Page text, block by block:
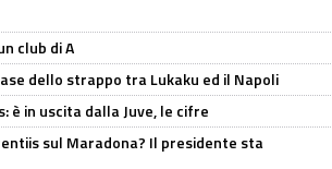
club di A
dello strappo tra Lukaku ed il Napoli
è in uscita dalla Juve, le cifre
sul Maradona? Il presidente sta